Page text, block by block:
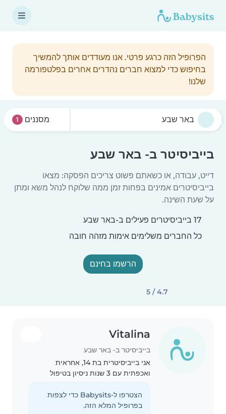
הפרופיל הזה כרגע פרטי. אנו מעודדים אותך להמשיך
בחיפוש כדי למצוא חברים נהדרים אחרים בפלטפורמה
שלנו!
מסננים 1
בייביסיטר ב- באר שבע
דייט, עבודה, או כשאתם פשוט צריכים הפסקה: מצאו
בייביסיטרים אמינים בפחות זמן ממה שלוקח לנהל משא ומתן
על שעת השינה.
17 בייביסיטרים פעילים ב-באר שבע
כל החברים משלימים אימות מזהה חובה
הרשמו בחינם
4.7 / 5
Vitalina
בייביסיטר ב- באר שבע
אני בייביסיטרית בת 14, אחראית
ואכפתית עם 3 שנות ניסיון בטיפול
לעבוד עם ילדים, לעזור בשיעורי בית,
לבשל ולעזור גם בעבודות בית קלות.
הצטרפו ל-Babysits כדי לצפות
בפרופיל המלא הזה.